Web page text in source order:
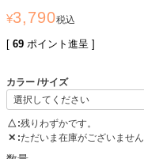
¥3,790税込
[ 69 ポイント進呈 ]
カラー サイズ
△ 残りわずかです。
✕ ただいま在庫がございません